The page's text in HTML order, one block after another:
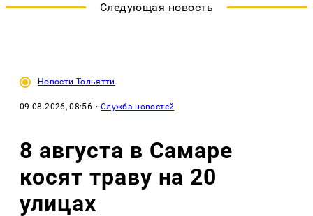
Следующая новость
Новости Тольятти
09.08.2026, 08:56 · Служба новостей
8 августа в Самаре
косят траву на 20
улицах